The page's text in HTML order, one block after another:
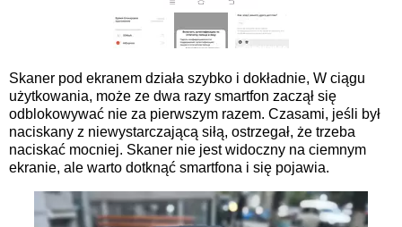
Skaner pod ekranem działa szybko i dokładnie, W ciągu
użytkowania, może ze dwa razy smartfon zaczął się
odblokowywać nie za pierwszym razem. Czasami, jeśli był
naciskany z niewystarczającą siłą, ostrzegał, że trzeba
naciskać mocniej. Skaner nie jest widoczny na ciemnym
ekranie, ale warto dotknąć smartfona i się pojawia.